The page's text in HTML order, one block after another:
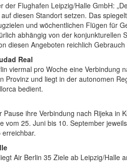
der Flughafen Leipzig/Halle GmbH:
diesen Standort setzen. Das
und wöchentlichen Flügen für
abhängig von der konjunkturellen
diesen Angeboten reichlich
Real
viermal pro Woche eine Verbindung
Provinz und liegt in der autonomen
bedient.
ihre Verbindung nach Rijeka in
vom 25. Juni bis 10. September
Air Berlin 35 Ziele ab Leipzig/Halle